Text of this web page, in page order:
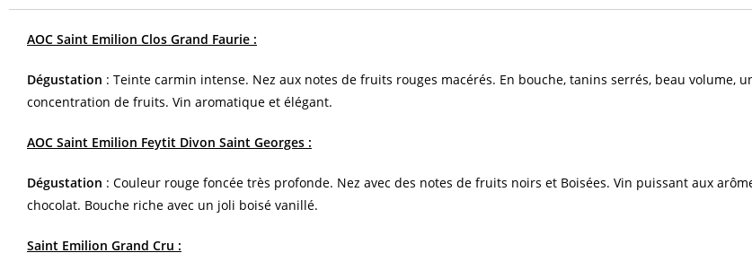
AOC Saint Emilion Clos Grand Faurie :
Dégustation : Teinte carmin intense. Nez aux notes de fruits rouges macérés. En bouche, tanins serrés, beau volume,
concentration de fruits. Vin aromatique et élégant.
AOC Saint Emilion Feytit Divon Saint Georges :
Dégustation : Couleur rouge foncée très profonde. Nez avec des notes de fruits noirs et Boisées. Vin puissant aux
chocolat. Bouche riche avec un joli boisé vanillé.
Saint Emilion Grand Cru :